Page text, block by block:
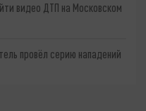
видео ДТП на Московском
провёл серию нападений